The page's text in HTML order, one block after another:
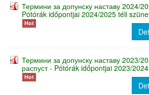
Термини за допунску наставу 2024/
Pótórák időpontjai 2024/2025 téli
Hot
Термини за допунску наставу 2023/
распуст - Pótórák időpontjai 2023/
Hot